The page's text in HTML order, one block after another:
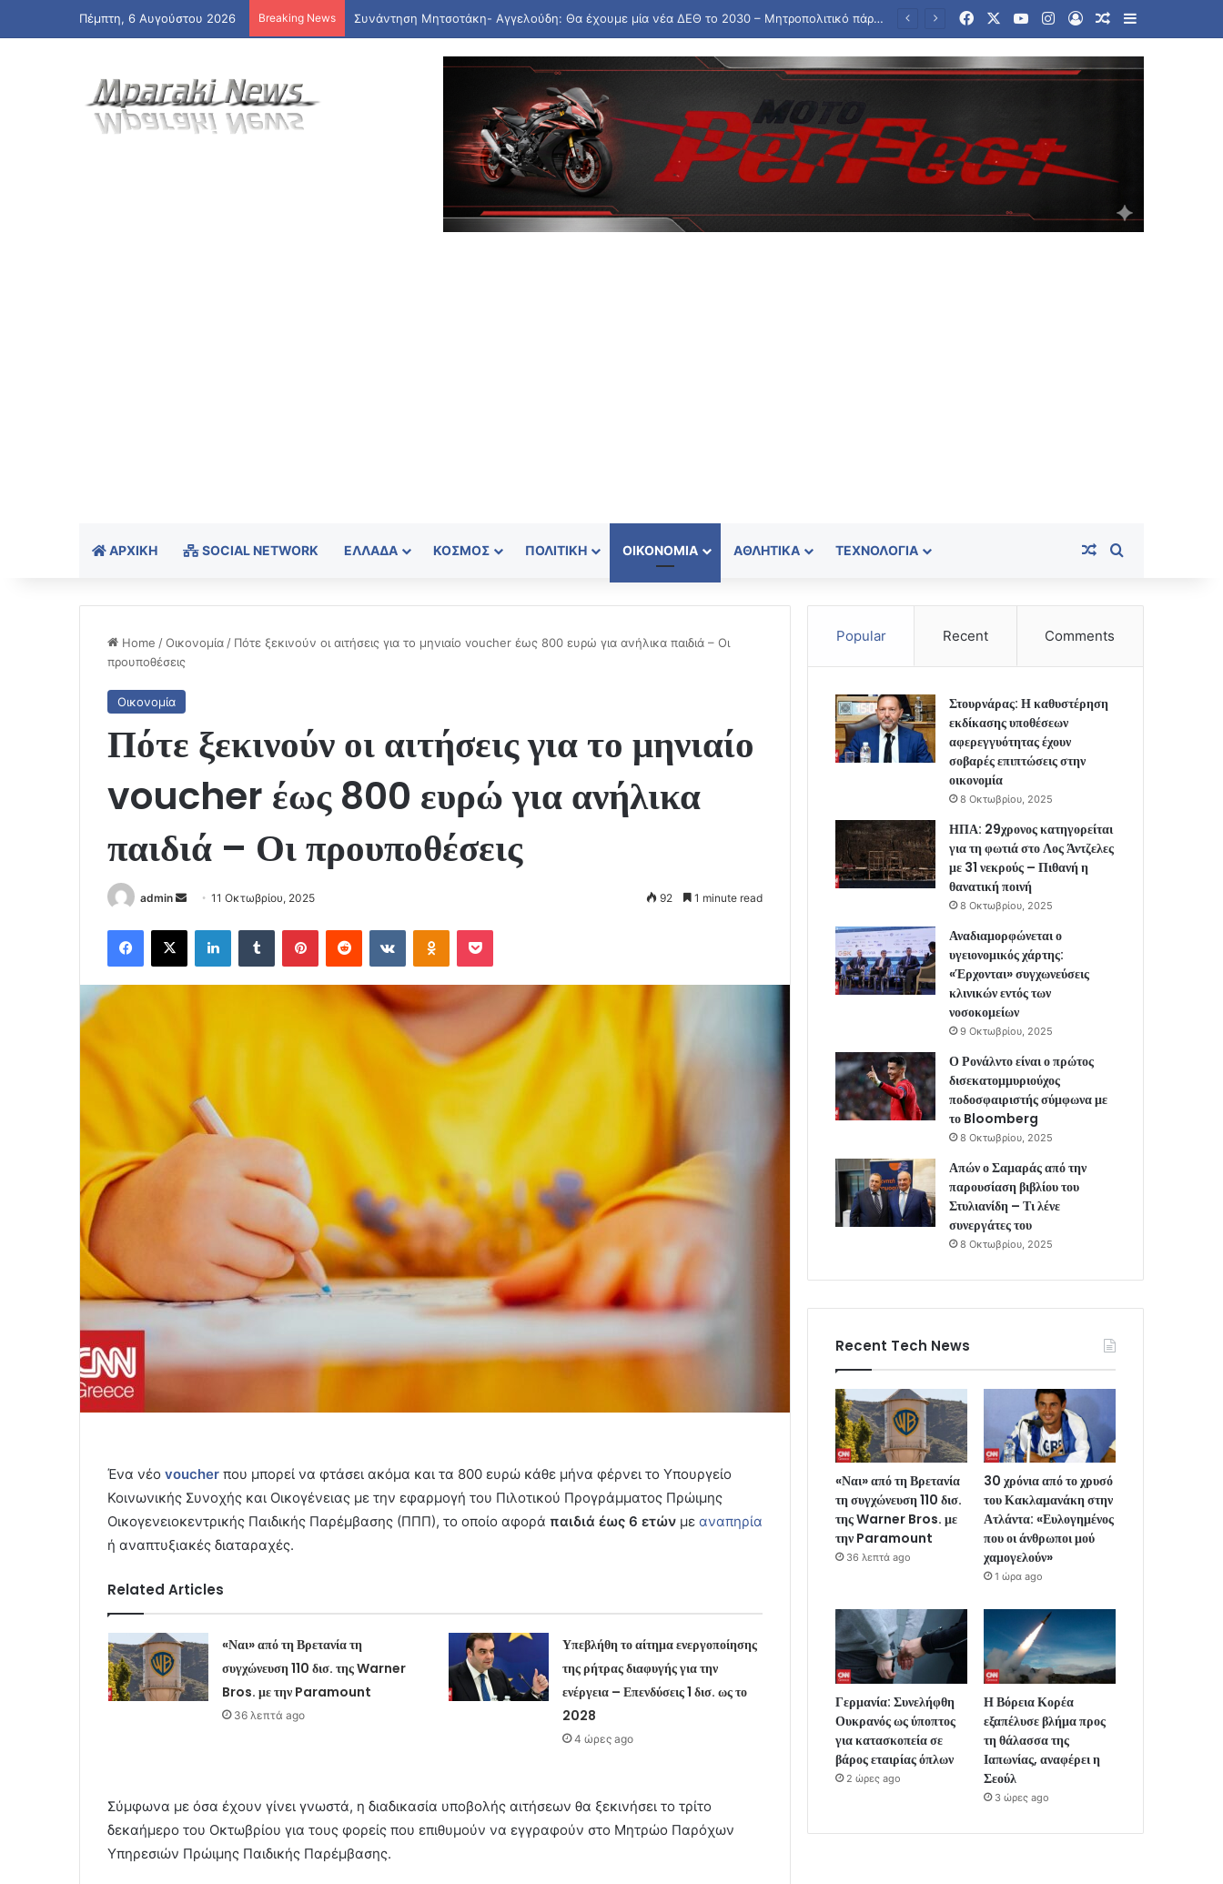
Πέμπτη, 6 Αυγούστου 2026 Breaking News «Ναι» από τη Βρετανία τη συγχώνευση 110 δισ. της Warner Bros. με την Paramount FacebookYouTubeInstagram
Log InRandom Article
Sidebar
ΑΡΧΙΚΉ SOCIAL NETWORK ΕΛΛΆΔΑ ΚΌΣΜΟΣ ΠΟΛΙΤΙΚΉ ΟΙΚΟΝΟΜΊΑ ΑΘΛΗΤΙΚΆ ΤΕΧΝΟΛΟΓΊΑ Random Article
Home /Οικονομία / Πότε ξεκινούν οι αιτήσεις για το μηνιαίο voucher έως 800 ευρώ για ανήλικα παιδιά – Οι
προυποθέσεις
Οικονομία
Πότε ξεκινούν οι αιτήσεις για το μηνιαίο
voucher έως 800 ευρώ για ανήλικα
παιδιά – Οι προυποθέσεις
admin
Send
email
11 Οκτωβρίου, 2025 92 1 minute read
Facebook
X LinkedInTumblr PinterestReddit VKontakteOdnoklassniki
Pocket
Ένα νέο voucher που μπορεί να φτάσει ακόμα και τα 800 ευρώ κάθε μήνα φέρνει το Υπουργείο
Κοινωνικής Συνοχής και Οικογένειας με την εφαρμογή του Πιλοτικού Προγράμματος Πρώιμης
Οικογενειοκεντρικής Παιδικής Παρέμβασης (ΠΠΠ), το οποίο αφορά παιδιά έως 6 ετών με αναπηρία
ή αναπτυξιακές διαταραχές.
Related Articles
«Ναι» από τη Βρετανία τη
συγχώνευση 110 δισ. της Warner
Bros. με την Paramount
36 λεπτά ago
Υπεβλήθη το αίτημα ενεργοποίησης
της ρήτρας διαφυγής για την
ενέργεια – Επενδύσεις 1 δισ. ως το
2028
4 ώρες ago
Σύμφωνα με όσα έχουν γίνει γνωστά, η διαδικασία υποβολής αιτήσεων θα ξεκινήσει το τρίτο
δεκαήμερο του Οκτωβρίου για τους φορείς που επιθυμούν να εγγραφούν στο Μητρώο Παρόχων
Υπηρεσιών Πρώιμης Παιδικής Παρέμβασης.
Popular Recent Comments
Στουρνάρας: Η καθυστέρηση
εκδίκασης υποθέσεων
αφερεγγυότητας έχουν
σοβαρές επιπτώσεις στην
οικονομία
8 Οκτωβρίου, 2025
ΗΠΑ: 29χρονος κατηγορείται
για τη φωτιά στο Λος Άντζελες
με 31 νεκρούς – Πιθανή η
θανατική ποινή
8 Οκτωβρίου, 2025
Αναδιαμορφώνεται ο
υγειονομικός χάρτης:
«Έρχονται» συγχωνεύσεις
κλινικών εντός των
νοσοκομείων
9 Οκτωβρίου, 2025
Ο Ρονάλντο είναι ο πρώτος
δισεκατομμυριούχος
ποδοσφαιριστής σύμφωνα με
το Bloomberg
8 Οκτωβρίου, 2025
Απών ο Σαμαράς από την
παρουσίαση βιβλίου του
Στυλιανίδη – Τι λένε
συνεργάτες του
8 Οκτωβρίου, 2025
Recent Tech News
«Ναι» από τη Βρετανία
τη συγχώνευση 110 δισ.
της Warner Bros. με
την Paramount
36 λεπτά ago
30 χρόνια από το χρυσό
του Κακλαμανάκη στην
Ατλάντα: «Ευλογημένος
που οι άνθρωποι μού
χαμογελούν»
1 ώρα ago
Γερμανία: Συνελήφθη
Ουκρανός ως ύποπτος
για κατασκοπεία σε
βάρος εταιρίας όπλων
2 ώρες ago
Η Βόρεια Κορέα
εξαπέλυσε βλήμα προς
τη θάλασσα της
Ιαπωνίας, αναφέρει η
Σεούλ
3 ώρες ago